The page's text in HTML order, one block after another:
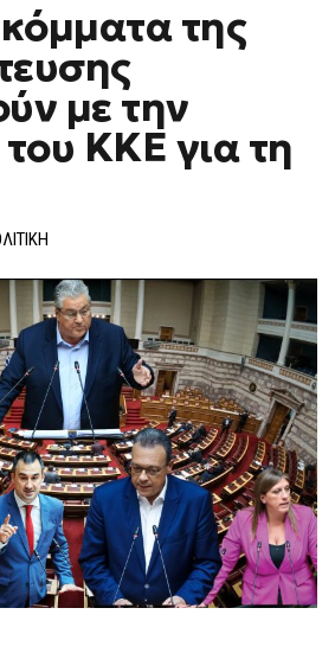
της
με την
ΚΚΕ για τη